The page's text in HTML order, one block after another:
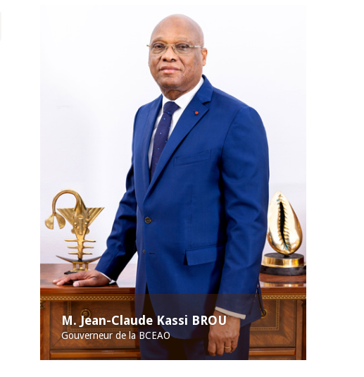
M. Jean-Claude Kassi BROU
Gouverneur de la BCEAO